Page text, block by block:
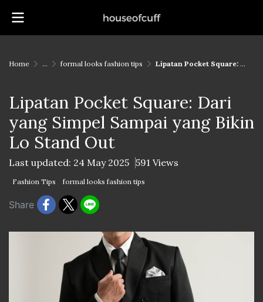
Home ... formal looks fashion tips Lipatan Pocket Square: Dari yang Simpel Sampai yang Bikin Lo Stand Out
Lipatan Pocket Square: Dari
yang Simpel Sampai yang Bikin
Lo Stand Out
Last updated: 24 May 2025 591 Views
Fashion Tips formal looks fashion tips
Share